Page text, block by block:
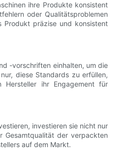
ihre Produkte konsistent
oder Qualitätsproblemen
Produkt präzise und konsistent
-vorschriften einhalten, um die
diese Standards zu erfüllen,
Hersteller ihr Engagement für
investieren sie nicht nur
Gesamtqualität der verpackten
auf dem Markt.